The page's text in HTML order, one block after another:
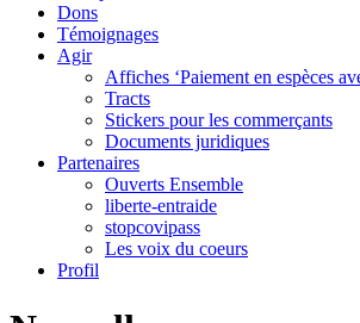
Dons
Témoignages
Agir
Affiches ‘Paiement en espèces
Tracts
Stickers pour les commerçants
Documents juridiques
Partenaires
Ouverts Ensemble
liberte-entraide
stopcovipass
Les voix du coeurs
Profil